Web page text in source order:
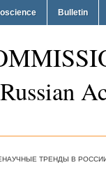
Bulletin
ТРЕНДЫ В